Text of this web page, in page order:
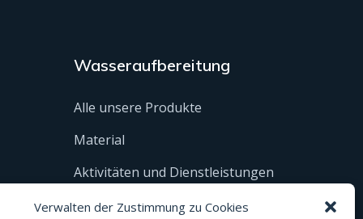
Verwalten der Zustimmung zu Cookies
Wasseraufbereitung
Alle unsere Produkte
Material
Aktivitäten und Dienstleistungen
Regenwasser